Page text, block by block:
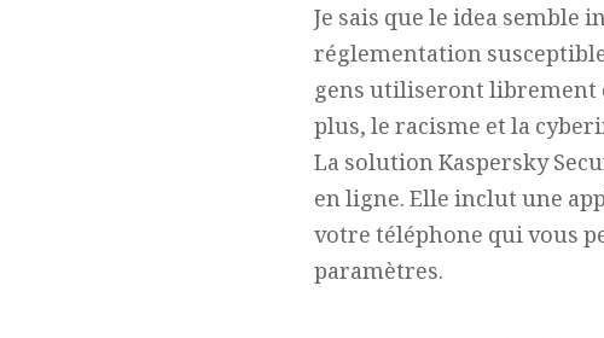
Je sais que le idea semble
réglementation
gens utiliseront librement
plus, le racisme et la
La solution Kaspersky
en ligne. Elle inclut une
votre téléphone qui vous
paramètres.